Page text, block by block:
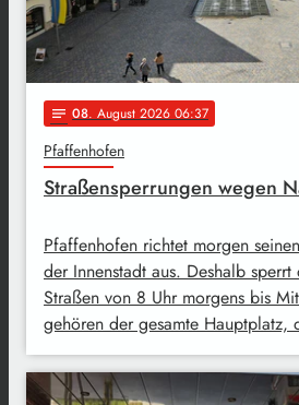
notes 08. August 2026 06:37
Pfaffenhofen
Straßensperrungen wegen
Pfaffenhofen richtet morgen
der Innenstadt aus. Deshalb
Straßen von 8 Uhr morgens bis
gehören der gesamte